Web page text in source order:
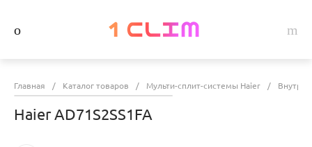
Главная / Каталог товаров / Мульти-сплит-системы Haier /
Haier AD71S2SS1FA